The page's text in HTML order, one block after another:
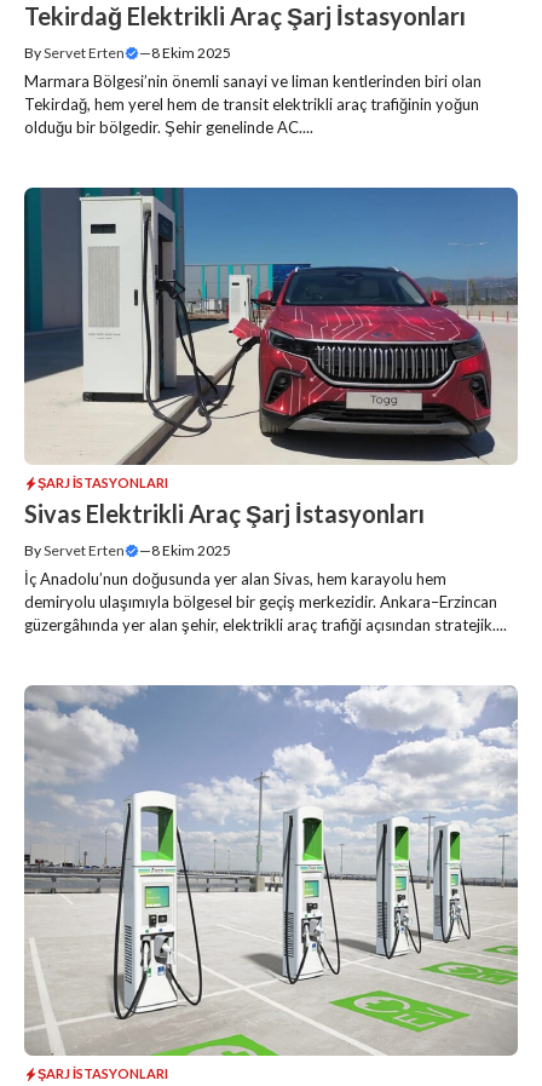
Tekirdağ Elektrikli Araç Şarj İstasyonları
ByServet Erten —8 Ekim 2025
Marmara Bölgesi’nin önemli sanayi ve liman kentlerinden biri olan
Tekirdağ, hem yerel hem de transit elektrikli araç trafiğinin yoğun
olduğu bir bölgedir. Şehir genelinde AC....
ŞARJ İSTASYONLARI
Sivas Elektrikli Araç Şarj İstasyonları
ByServet Erten —8 Ekim 2025
İç Anadolu’nun doğusunda yer alan Sivas, hem karayolu hem
demiryolu ulaşımıyla bölgesel bir geçiş merkezidir. Ankara–Erzincan
güzergâhında yer alan şehir, elektrikli araç trafiği açısından stratejik....
ŞARJ İSTASYONLARI